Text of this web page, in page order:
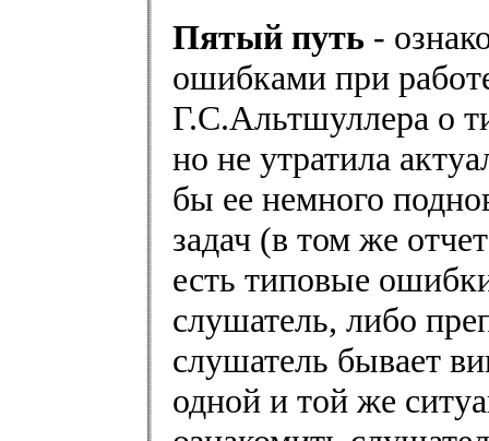
Пятый путь -
ошибками при
Г.С.Альтшуллера о
но не утратила
бы ее немного
задач (в том же
есть типовые
слушатель, либо
слушатель бывает
одной и той же